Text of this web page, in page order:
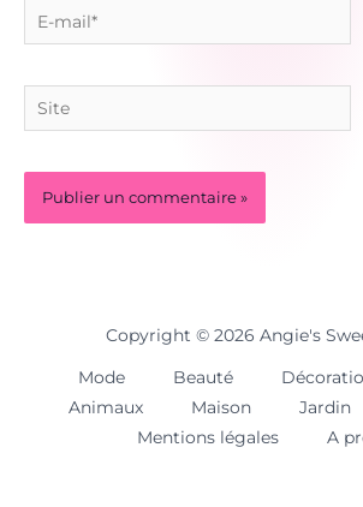
E-
mail*
Site
Copyright © 2026 Angie's
Mode Beauté
Animaux
Maison Jardin
Mentions légales
A